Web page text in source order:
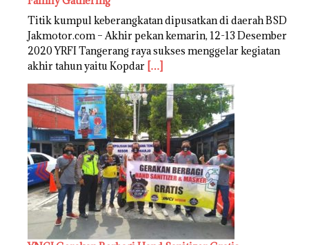
Titik kumpul keberangkatan dipusatkan di daerah BSD
Jakmotor.com – Akhir pekan kemarin, 12-13 Desember
2020 YRFI Tangerang raya sukses menggelar kegiatan
akhir tahun yaitu Kopdar […]